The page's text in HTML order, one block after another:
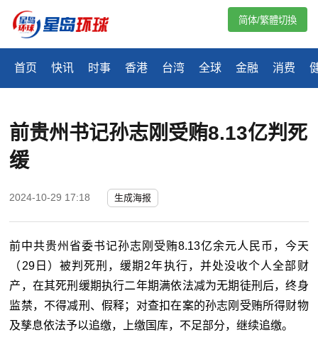
首页 快讯 时事 香港 台湾 全球 金融 消费
简体/繁體切換
前贵州书记孙志刚受贿8.13亿判死
缓
2024-10-29 17:18 生成海报
前中共贵州省委书记孙志刚受贿8.13亿余元人民币，今天
（29日）被判死刑，缓期2年执行，并处没收个人全部财
产，在其死刑缓期执行二年期满依法减为无期徒刑后，终身
监禁，不得减刑、假释；对查扣在案的孙志刚受贿所得财物
及孳息依法予以追缴，上缴国库，不足部分，继续追缴。